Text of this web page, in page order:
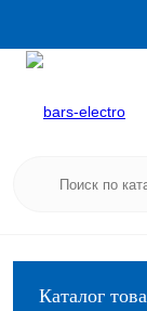
Каталог